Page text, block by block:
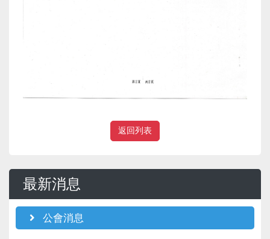
返回列表
最新消息
公會消息